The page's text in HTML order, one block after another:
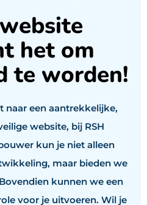
het om
te worden!
naar een aantrekkelijke,
website, bij RSH
kun je niet alleen
maar bieden we
kunnen we een
voor je uitvoeren. Wil je